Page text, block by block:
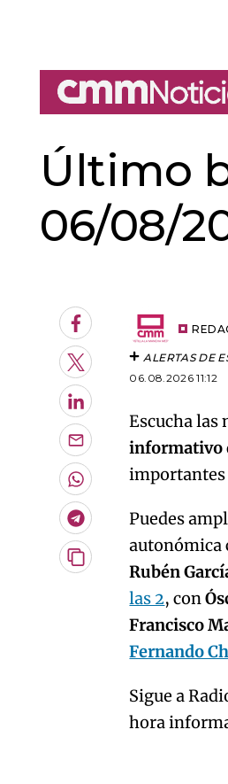
Último
06/08/
Facebook
Twitter
LinkedIn
Enviar
por
Email
Whatsapp
Telegram
Copiar
artículo
ALERTAS DE
06.08.2026 11:12
Escucha las
informativo
importantes
Puedes
autonómica
Rubén
las 2, con
Francisco
Fernando
Sigue a
hora